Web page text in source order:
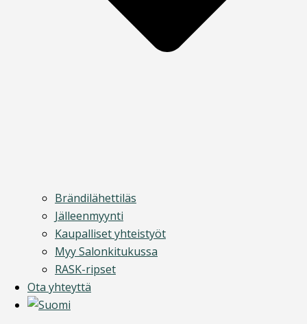
Brändilähettiläs
Jälleenmyynti
Kaupalliset yhteistyöt
Myy Salonkitukussa
RASK-ripset
Ota yhteyttä